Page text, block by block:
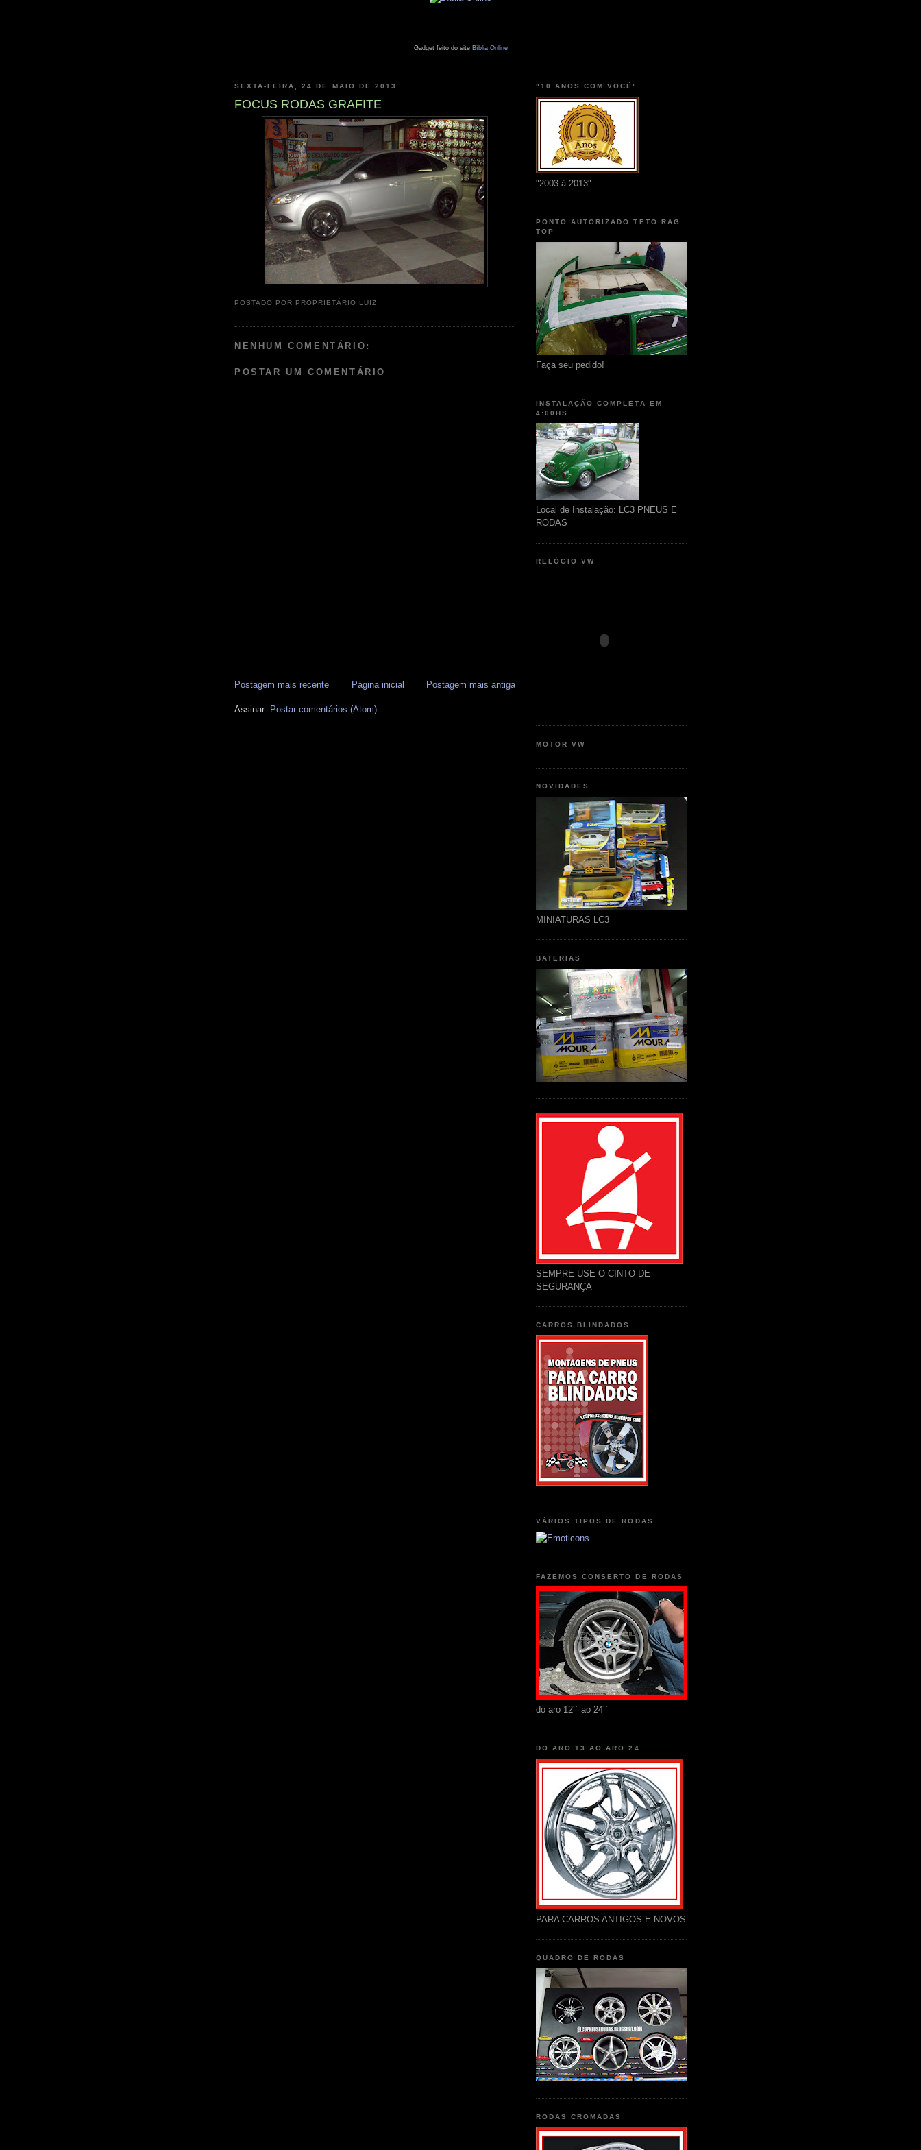
Gadget feito do site Bíblia Online
SEXTA-FEIRA, 24 DE MAIO DE 2013
FOCUS RODAS GRAFITE
POSTADO POR PROPRIETÁRIO LUIZ
NENHUM COMENTÁRIO:
POSTAR UM COMENTÁRIO
Postagem mais recente Postagem mais antiga
Página inicial
Assinar: Postar comentários (Atom)
"10 ANOS COM VOCÊ"
"2003 à 2013"
PONTO AUTORIZADO TETO RAG
TOP
Faça seu pedido!
INSTALAÇÃO COMPLETA EM
4:00HS
Local de Instalação: LC3 PNEUS E
RODAS
RELÓGIO VW
MOTOR VW
NOVIDADES
MINIATURAS LC3
BATERIAS
SEMPRE USE O CINTO DE
SEGURANÇA
CARROS BLINDADOS
VÁRIOS TIPOS DE RODAS
FAZEMOS CONSERTO DE RODAS
do aro 12´´ ao 24´´
DO ARO 13 AO ARO 24
PARA CARROS ANTIGOS E NOVOS
QUADRO DE RODAS
RODAS CROMADAS